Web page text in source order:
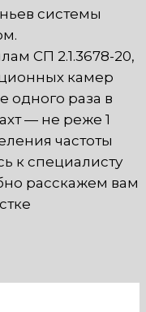
системы
СП 2.1.3678-20,
камер
одного раза в
— не реже 1
частоты
к специалисту
расскажем вам